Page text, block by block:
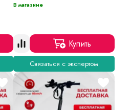
В магазине
Купить
Связаться с экспертом